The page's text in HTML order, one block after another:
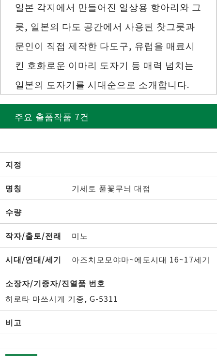
일본 각지에서 만들어진 일상용 항아리와 그
릇, 일본의 다도 공간에서 사용된 찻그릇과
문인이 직접 제작한 다도구, 유럽을 매료시
킨 호화로운 이마리 도자기 등 매력 넘치는
일본의 도자기를 시대순으로 소개합니다.
주요 출품작품 7건
지정
명칭 기세토 풀꽃무늬 대접
수량
작자/출토/전래 미노
시대/연대/세기 아즈치모모야마~에도시대 16~17세기
소장자/기증자/진열품 번호
히로타 마쓰시게 기증, G-5311
비고